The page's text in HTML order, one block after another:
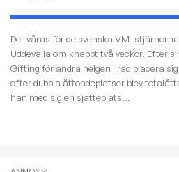
Det våras för de svenska
Uddevalla om knappt två veckor. Efter
Gifting för andra helgen i rad placera sig
efter dubbla åttondeplatser blev
han med sig en sjätteplats...